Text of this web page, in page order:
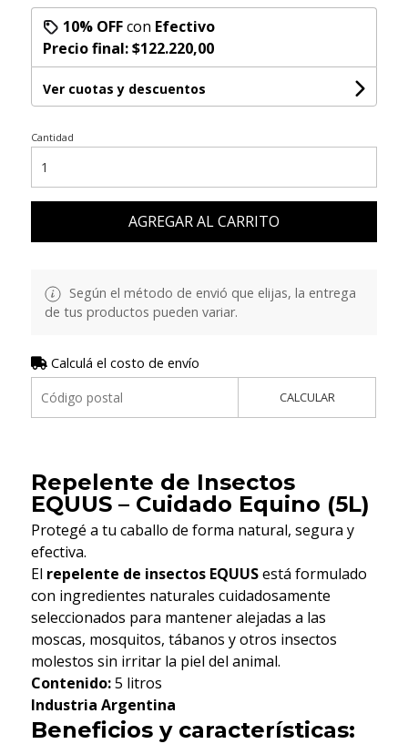
10% OFFcon Efectivo
Precio final:$122.220,00
Ver cuotas y descuentos
Cantidad
AGREGAR AL CARRITO
Según el método de envió que elijas, la entrega
de tus productos pueden variar.
Calculá el costo de envío
CALCULAR
Repelente de Insectos
EQUUS – Cuidado Equino (5L)
Protegé a tu caballo de forma natural, segura y
efectiva.
El repelente de insectos EQUUSestá formulado
con ingredientes naturales cuidadosamente
seleccionados para mantener alejadas a las
moscas, mosquitos, tábanos y otros insectos
molestos sin irritar la piel del animal.
Contenido:5 litros
Industria Argentina
Beneficios y características: